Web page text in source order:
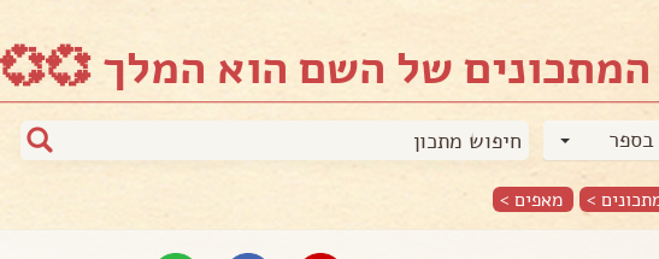
של השם הוא המלך 💞💞
> מאפים >